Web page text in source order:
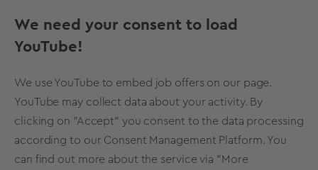
We need your consent to load
YouTube!
We use YouTube to embed job offers on our page.
YouTube may collect data about your activity. By
clicking on "Accept" you consent to the data processing
according to our Consent Management Platform. You
can find out more about the service via "More